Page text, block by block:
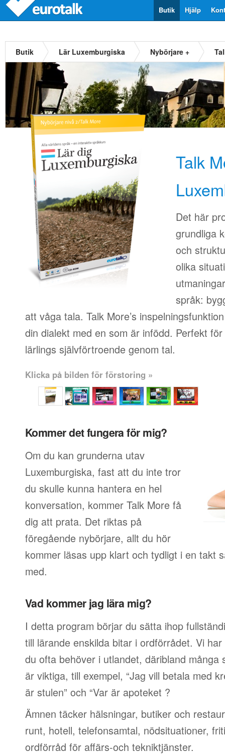
Hjälp
Butik
Butik Lär Luxemburgiska Nybörjare +
Talk
Det här
grundliga
och
olika
språk:
att våga tala. Talk More’s
din dialekt med en som är infödd. Perfekt
lärlings självförtroende genom tal.
Klicka på bilden för förstoring »
Kommer det fungera för mig?
Om du kan grunderna utav
Luxemburgiska, fast att du inte tror
du skulle kunna hantera en hel
konversation, kommer Talk More få
dig att prata. Det riktas på
föregående nybörjare, allt du hör
kommer läsas upp klart och tydligt i en takt
med.
Vad kommer jag lära mig?
I detta program börjar du sätta ihop
till lärande enskilda bitar i ordförrådet. Vi
du ofta behöver i utlandet, däribland många
är viktiga, till exempel, “Jag vill betala med
är stulen” och “Var är apoteket ?
Ämnen täcker hälsningar, butiker och
runt, hotell, telefonsamtal, nödsituationer,
ordförråd för affärs-och tekniktjänster.